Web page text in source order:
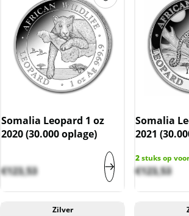
Somalia Leopard 1 oz
2020 (30.000 oplage)
€123,53
Somalia
2021
2stuks op
€123,53
Zilver